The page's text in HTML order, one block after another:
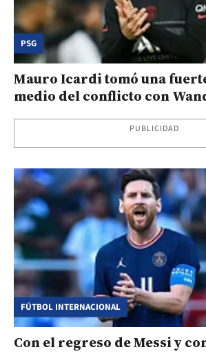
PSG
Mauro Icardi tomó una
medio del conflicto con
PUBLICIDAD
FÚTBOL INTERNACIONAL
Con el regreso de Messi y